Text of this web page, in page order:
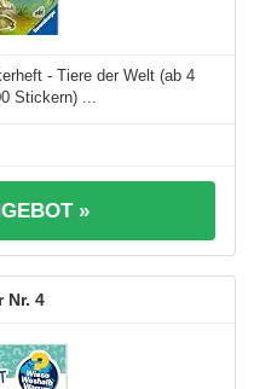
- Tiere der Welt (ab 4
Stickern) ...
»
4